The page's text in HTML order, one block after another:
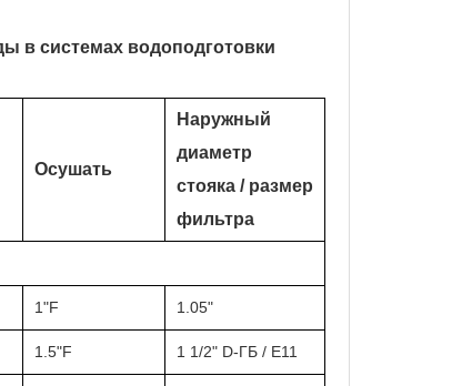
в системах водоподготовки
Осушать
Наружный
диаметр
стояка / размер
фильтра
1"F 1.05"
1.5"F 1 1/2" D-ГБ / E11